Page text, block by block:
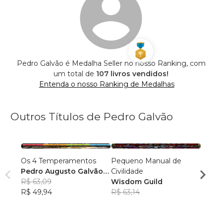
Pedro Galvão é Medalha Seller no nosso Ranking, com
um total de 107 livros vendidos!
Entenda o nosso Ranking de Medalhas
Outros Títulos de Pedro Galvão
Os 4 Temperamentos
Pedro Augusto Galvão
Nóbrega
R$ 63,09
R$ 49,94
Pequeno Manual de
Civilidade
Wisdom Guild
R$ 63,14
São
R$